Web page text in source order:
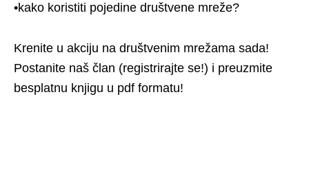
•kako koristiti pojedine društvene mreže?
Krenite u akciju na društvenim mrežama sada!
Postanite naš član (registrirajte se!) i preuzmite
besplatnu knjigu u pdf formatu!